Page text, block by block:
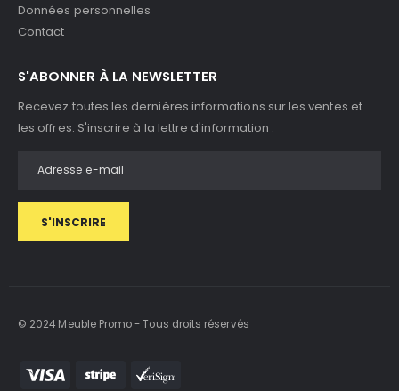
Données personnelles
Contact
S'ABONNER À LA NEWSLETTER
Recevez toutes les dernières informations sur les ventes et
les offres. S'inscrire à la lettre d'information :
S'INSCRIRE
© 2024 Meuble Promo - Tous droits réservés